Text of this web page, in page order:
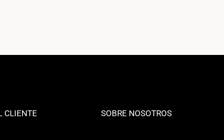
CLIENTE SOBRE NOSOTROS